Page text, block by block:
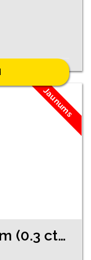
Jaunums
Gredzens ar briljantiem (0.3 ct) 1892-0663